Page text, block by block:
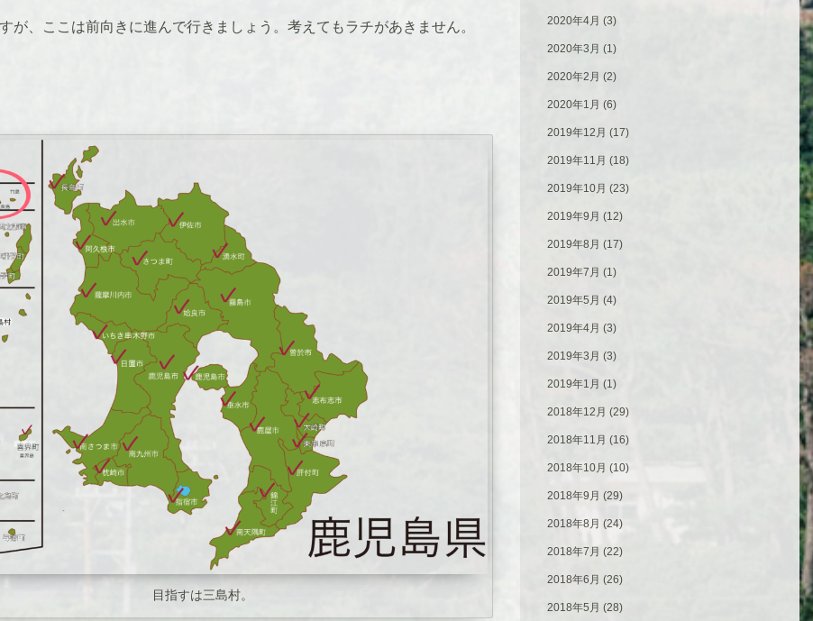
が、ここは前向きに進んで行きましょう。考えてもラチがあきません。
目指すは三島村。
2020年4月 (3)
2020年3月 (1)
2020年2月 (2)
2020年1月 (6)
2019年12月 (17)
2019年11月 (18)
2019年10月 (23)
2019年9月 (12)
2019年8月 (17)
2019年7月 (1)
2019年5月 (4)
2019年4月 (3)
2019年3月 (3)
2019年1月 (1)
2018年12月 (29)
2018年11月 (16)
2018年10月 (10)
2018年9月 (29)
2018年8月 (24)
2018年7月 (22)
2018年6月 (26)
2018年5月 (28)